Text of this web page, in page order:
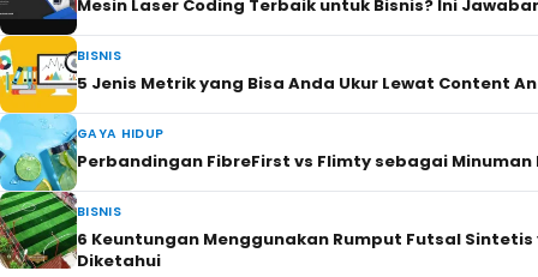
Mesin Laser Coding Terbaik untuk Bisnis? Ini
BISNIS
5 Jenis Metrik yang Bisa Anda Ukur Lewat Content
GAYA HIDUP
Perbandingan FibreFirst vs Flimty sebagai Minuman
BISNIS
6 Keuntungan Menggunakan Rumput Futsal Sintetis
Diketahui